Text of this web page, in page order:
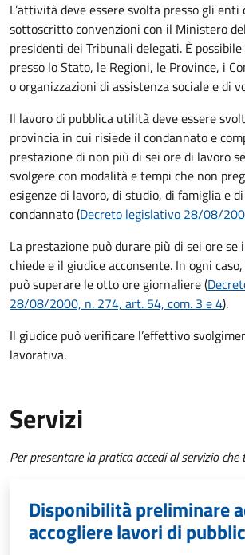
L’attività deve essere svolta presso gli enti
sottoscritto convenzioni con il Ministero
presidenti dei Tribunali delegati. È
presso lo Stato, le Regioni, le Province, i
o organizzazioni di assistenza sociale e di
Il lavoro di pubblica utilità deve essere
provincia in cui risiede il condannato e
prestazione di non più di sei ore di lavoro
svolgere con modalità e tempi che non
esigenze di lavoro, di studio, di famiglia e
condannato (Decreto legislativo 28/08/
La prestazione può durare più di sei ore
chiede e il giudice acconsente. In ogni
può superare le otto ore giornaliere (
28/08/2000, n. 274, art. 54, com. 3 e 4).
Il giudice può verificare l’effettivo
lavorativa.
Servizi
Per presentare la pratica accedi al servizio che
Disponibilità preliminare
accogliere lavori di